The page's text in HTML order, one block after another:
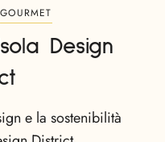
GOURMET
Design
e la sostenibilità